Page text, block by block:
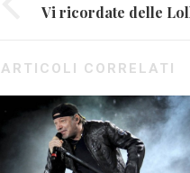
Vi ricordate delle
ARTICOLI CORRELATI